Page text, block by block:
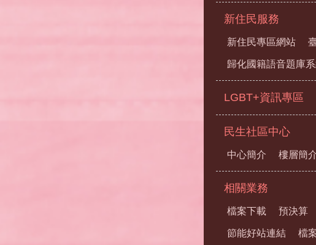
新住民服務
新住民專區網站
歸化國籍語音題庫
LGBT+資訊專區
民生社區中心
中心簡介 樓層簡
相關業務
檔案下載 預決算
節能好站連結 檔